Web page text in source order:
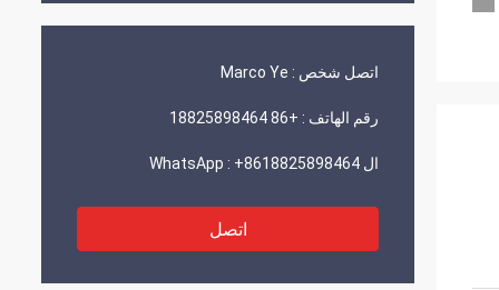
اتصل شخص : Marco Ye
رقم الهاتف : +86 18825898464
ال WhatsApp : +8618825898464
اتصل